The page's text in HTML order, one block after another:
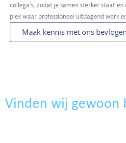
collega’s, zodat je samen sterker staat
plek waar professioneel uitdagend werk
Maak kennis met ons
Vinden wij gewoon